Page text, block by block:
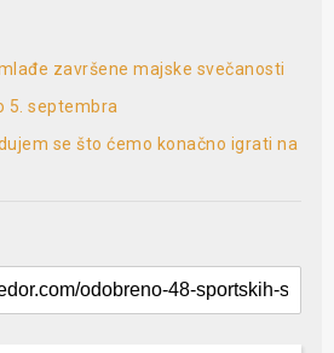
završene majske svečanosti
5. septembra
se što ćemo konačno igrati na